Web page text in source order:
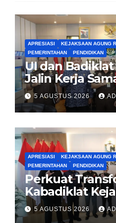
APRESIASI KEJAKSAAN AGUNG
PEMERINTAHAN
PENDIDIKAN
UI dan Badiklat
Jalin Kerja
Pembentukan
Kajian
5 AGUSTUS 2026
APRESIASI KEJAKSAAN AGUNG
PEMERINTAHAN
PENDIDIKAN
Perkuat
Kabadiklat
Siregar Jalin
LAN RI
5 AGUSTUS 2026